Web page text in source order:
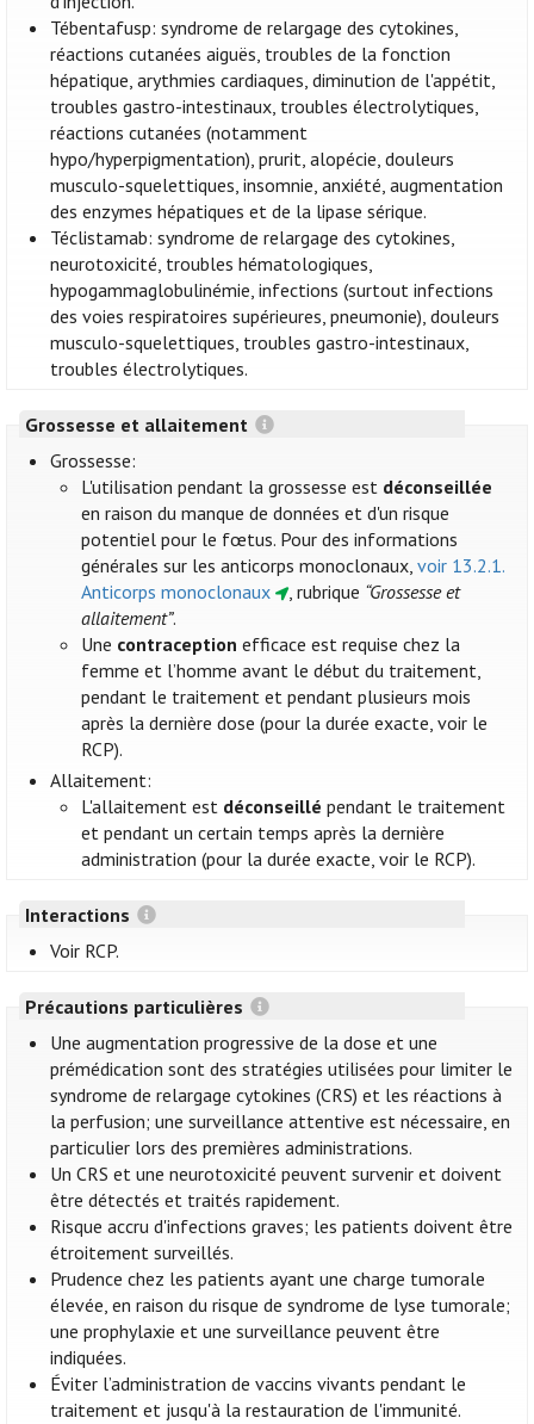
Tébentafusp: syndrome de relargage des cytokines,
réactions cutanées aiguës, troubles de la fonction
hépatique, arythmies cardiaques, diminution de l'appétit,
troubles gastro-intestinaux, troubles électrolytiques,
réactions cutanées (notamment
hypo/hyperpigmentation), prurit, alopécie, douleurs
musculo-squelettiques, insomnie, anxiété, augmentation
des enzymes hépatiques et de la lipase sérique.
Téclistamab: syndrome de relargage des cytokines,
neurotoxicité, troubles hématologiques,
hypogammaglobulinémie, infections (surtout infections
des voies respiratoires supérieures, pneumonie), douleurs
musculo-squelettiques, troubles gastro-intestinaux,
troubles électrolytiques.
Grossesse et allaitement
Grossesse:
L'utilisation pendant la grossesse est déconseillée
en raison du manque de données et d'un risque
potentiel pour le fœtus. Pour des informations
générales sur les anticorps monoclonaux,voir 13.2.1.
Anticorps monoclonaux
, rubrique “Grossesse et
allaitement”.
Une contraception efficace est requise chez la
femme et l’homme avant le début du traitement,
pendant le traitement et pendant plusieurs mois
après la dernière dose (pour la durée exacte, voir le
RCP).
Allaitement:
L'allaitement est déconseillé pendant le traitement
et pendant un certain temps après la dernière
administration (pour la durée exacte, voir le RCP).
Interactions
Voir RCP.
Précautions particulières
Une augmentation progressive de la dose et une
prémédication sont des stratégies utilisées pour limiter le
syndrome de relargage cytokines (CRS) et les réactions à
la perfusion; une surveillance attentive est nécessaire, en
particulier lors des premières administrations.
Un CRS et une neurotoxicité peuvent survenir et doivent
être détectés et traités rapidement.
Risque accru d'infections graves; les patients doivent être
étroitement surveillés.
Prudence chez les patients ayant une charge tumorale
élevée, en raison du risque de syndrome de lyse tumorale;
une prophylaxie et une surveillance peuvent être
indiquées.
Éviter l’administration de vaccins vivants pendant le
traitement et jusqu'à la restauration de l'immunité.